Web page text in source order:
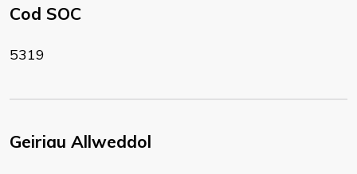
Cod SOC
5319
Geiriau Allweddol